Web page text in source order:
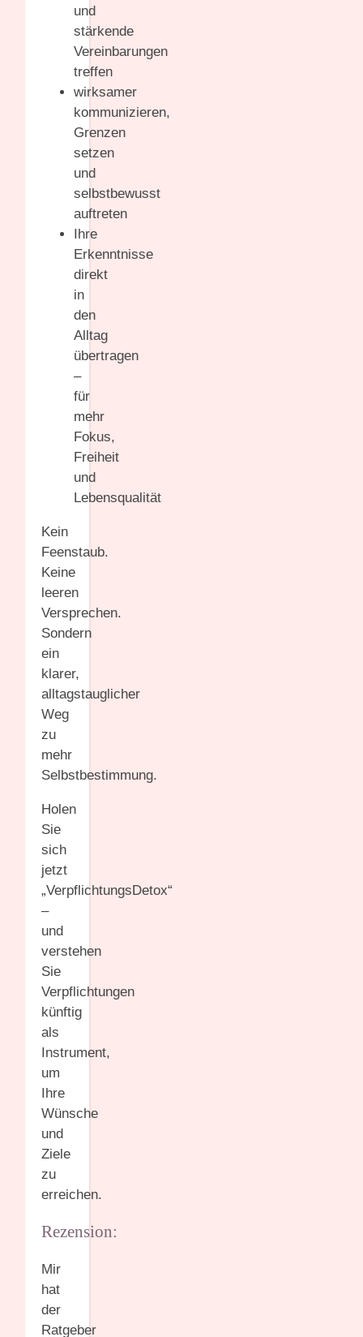
und
stärkende
Vereinbarungen
treffen
wirksamer
kommunizieren,
Grenzen
setzen
und
selbstbewusst
auftreten
Ihre
Erkenntnisse
direkt
in
den
Alltag
übertragen
–
für
mehr
Fokus,
Freiheit
und
Lebensqualität
Kein
Feenstaub.
Keine
leeren
Versprechen.
Sondern
ein
klarer,
alltagstauglicher
Weg
zu
mehr
Selbstbestimmung.
Holen
Sie
sich
jetzt
„VerpflichtungsDetox“
–
und
verstehen
Sie
Verpflichtungen
künftig
als
Instrument,
um
Ihre
Wünsche
und
Ziele
zu
erreichen.
Rezension:
Mir
hat
der
Ratgeber